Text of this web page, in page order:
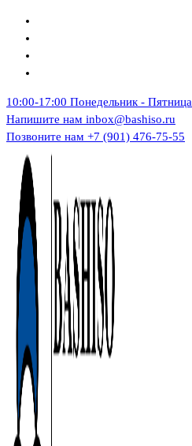
Перейти
содержимому
10:00-17:00 Понедельник - Пятница
Напишите нам inbox@bashiso.ru
Позвоните нам +7 (901) 476-75-55